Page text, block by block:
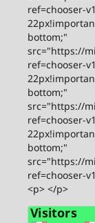
ref=chooser-
bottom;"
src="https://
ref=chooser-
bottom;"
src="https://
ref=chooser-
bottom;"
src="https://
ref=chooser-
<p> </p>